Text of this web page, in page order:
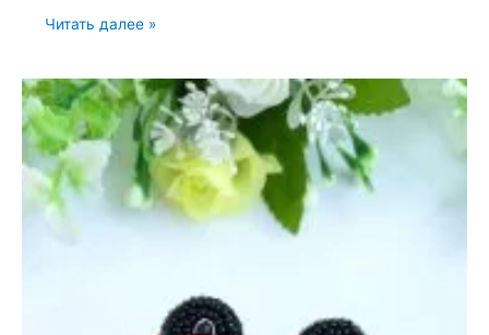
Брошь
1
февраля
2023
Читать далее »